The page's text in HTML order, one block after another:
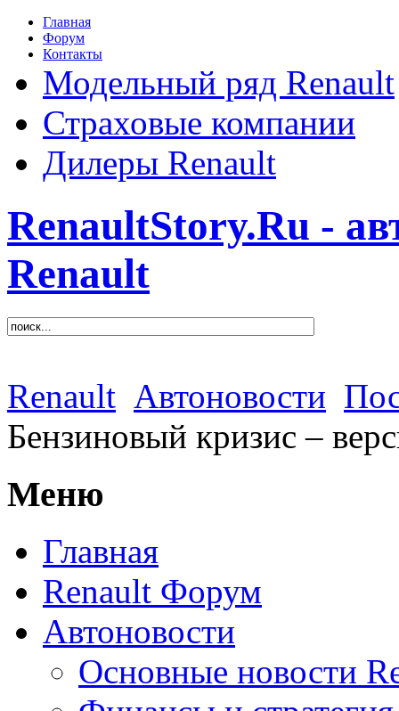
Главная
Форум
Контакты
Модельный ряд Renault
Страховые компании
Дилеры Renault
RenaultStory.Ru -
Renault
Renault Автоновости
Бензиновый кризис –
Меню
Главная
Renault Форум
Автоновости
Основные новости